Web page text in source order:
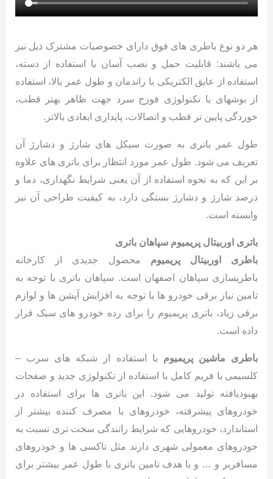
هر دو نوع باطری های فوق دارای خصوصیات مشترک ذیل نیز
می باشند: قابلیت حمل و نصب آسان با استفاده از دسته،
استفاده از عایق الکتریکی با راندمان و طول عمر بالا، استفاده
از بوشهای با تکنولوژی فورج سرد جهت ظاهر بهتر قطب،
خوردگی پایین تر قطب و اتصالات، پایداری ابعادی بالاتر.
طول عمر باتری به صورت سیکل های شارژ و دشارژ آن
تعریف می شود. طول عمر مورد انتظار برای باتری های علاوه
بر این که به نحوه استفاده از آن یعنی شرایط نگهداری، دما و
درصد شارژ و دشارژ بستگی دارد، به کیفیت طراحی آن نیز
وابسته است.
باتری اوربیتال پریمیوم سپاهان باتری
باطری اوربیتالپریمیوم محصول جدیدی از کارخانه
باطریسازی سپاهان اصفهان است. سپاهان باتری با توجه به
تامین نیاز برقی خودرو ها با توجه به افزایش آپشن ها و لوازم
برقی زیاد، باتری پریمیوم را برای رده خودرو های سبک قرار
داده است.
باطری ماشین پریمیوم با استفاده از شبکه های سرب –
کلسیمی با فریم کامل با استفاده از تکنولوژی جدید و صفحات
بهبودیافته تولید می شود. این باتری ها برای استفاده در
خودروهای پیشرفته، خودروهای با مصرف کننده بیشتر از
استاندارد، خودروهایی که شرایط رانندگی سخت تری نسبت به
خودروهای معمولی شهری دارند مثل تاکسی ها و خودروهای
مسافربر و … و با هدف تامین باتری با طول عمر بیشتر برای